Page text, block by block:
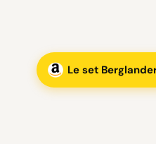
Le set